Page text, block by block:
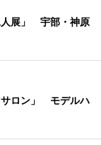
人展」 宇部・神原
サロン」 モデルハ